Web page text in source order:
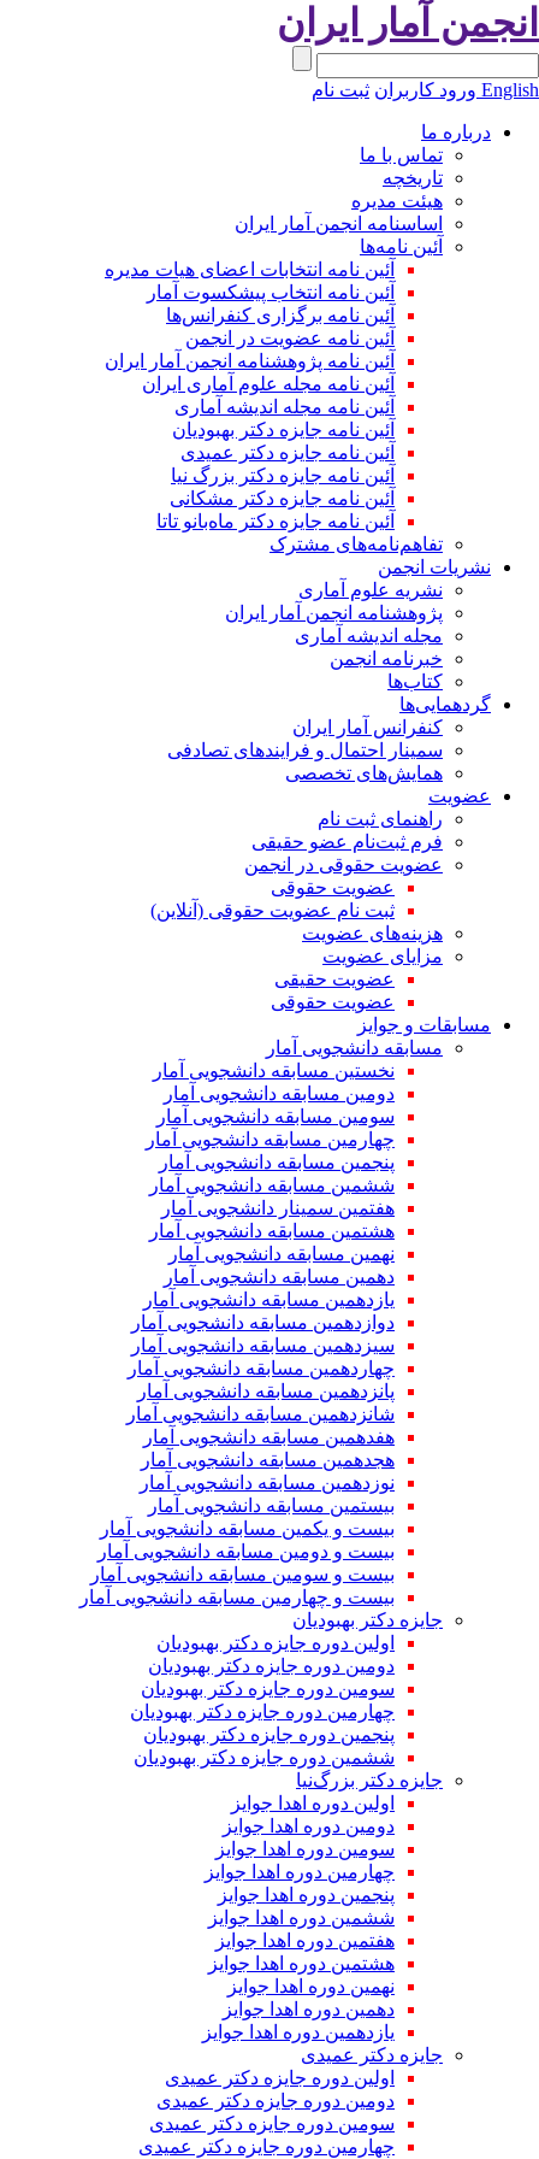
آمار ایران
ورود کاربران ثبت نام
درباره ما
تماس با ما
تاریخچه
هیئت مدیره
اساسنامه انجمن آمار ایران
آئین نامه‌ها
آئین نامه انتخابات اعضای هیات مدیره
آئین نامه انتخاب پیشکسوت آمار
آئین نامه برگزاری کنفرانس‌ها
آئین نامه عضویت در انجمن
آئین نامه پژوهشنامه انجمن آمار ایران
آئین نامه مجله علوم آماری ایران
آئین نامه مجله اندیشه آماری
آئین‌ نامه جایزه دکتر بهبودیان
آئین نامه جایزه دکتر عمیدی
آئین نامه جایزه دکتر بزرگ نیا
آئین نامه جایزه دکتر مشکانی
آئین نامه جایزه دکتر ماه‌بانو تاتا
تفاهم‌نامه‌های مشترک
نشریات انجمن
نشریه علوم آماری
پژوهشنامه انجمن آمار ایران
مجله اندیشه آماری
خبرنامه انجمن
کتاب‌ها
گردهمایی‌ها
کنفرانس آمار ایران
سمینار احتمال و فرایندهای تصادفی
همایش‌های تخصصی
عضویت
راهنمای ثبت نام
فرم ثبت‌نام عضو حقیقی
عضویت حقوقی در انجمن
عضویت حقوقی
ثبت نام عضویت حقوقی (آنلاین)
هزینه‌های عضویت
مزایای عضویت
عضویت حقیقی
عضویت حقوقی
مسابقات و جوایز
مسابقه دانشجویی آمار
نخستین مسابقه دانشجویی آمار
دومین مسابقه دانشجویی آمار
سومین مسابقه دانشجویی آمار
چهارمین مسابقه دانشجویی آمار
پنجمین مسابقه دانشجویی آمار
ششمین مسابقه دانشجویی آمار
هفتمین سمینار دانشجویی آمار
هشتمین مسابقه دانشجویی آمار
نهمین مسابقه دانشجویی آمار
دهمین مسابقه دانشجویی آمار
یازدهمین مسابقه دانشجویی آمار
دوازدهمین مسابقه دانشجویی آمار
سیزدهمین مسابقه دانشجویی آمار
چهاردهمین مسابقه دانشجویی آمار
پانزدهمین مسابقه دانشجویی آمار
شانزدهمین مسابقه دانشجویی آمار
هفدهمین مسابقه دانشجویی آمار
هجدهمین مسابقه دانشجویی آمار
نوزدهمین مسابقه دانشجویی آمار
بیستمین مسابقه دانشجویی آمار
بیست و یکمین مسابقه دانشجویی آمار
بیست و دومین مسابقه دانشجویی آمار
بیست و سومین مسابقه دانشجویی آمار
بیست و چهارمین مسابقه دانشجویی آمار
جایزه دکتر بهبودیان
اولین دوره جایزه دکتر بهبودیان
دومین دوره جایزه دکتر بهبودیان
سومین دوره جایزه دکتر بهبودیان
چهارمین دوره جایزه دکتر بهبودیان
پنجمین دوره جایزه دکتر بهبودیان
ششمین دوره جایزه دکتر بهبودیان
جایزه دکتر بزرگ‌نیا
اولین دوره اهدا جوایز
دومین دوره اهدا جوایز
سومین دوره اهدا جوایز
چهارمین دوره اهدا جوایز
پنجمین دوره اهدا جوایز
ششمین دوره اهدا جوایز
هفتمین دوره اهدا جوایز
هشتمین دوره اهدا جوایز
نهمین دوره اهدا جوایز
دهمین دوره اهدا جوایز
یازدهمین دوره اهدا جوایز
جایزه دکتر عمیدی
اولین دوره جایزه دکتر عمیدی
دومین دوره جایزه دکتر عمیدی
سومین دوره جایزه دکتر عمیدی
چهارمین دوره جایزه دکتر عمیدی